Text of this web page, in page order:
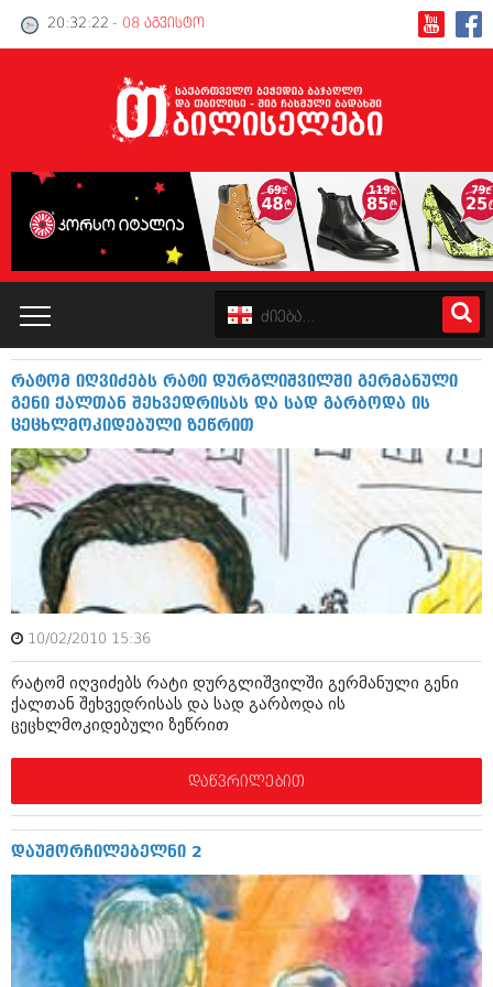
20:32:23 - 08 აგვისტო
პოლიტიკა
ინტერვიუები
ამბები
საზოგადოება
მოდი, ვილაპარაკოთ
მოდა + დიზაინი
რელიგია
მედიცინა
სპორტი
კადრს მიღმა
კატალოგი
ინტერვიუები
ამბები
საზოგადოება
მოდი, ვილაპარაკოთ
მოდა + დიზაინი
რელიგია
კადრს მიღმა
კულინარია
ავტორჩევები
ბელადები
რატომ იღვიძებს რატი დურგლიშვილში გერმანული
გენი ქალთან შეხვედრისას და სად გარბოდა ის
ცეცხლმოკიდებული ზეწრით
10/02/2010 15:36
რატომ იღვიძებს რატი დურგლიშვილში გერმანული გენი
ქალთან შეხვედრისას და სად გარბოდა ის
ცეცხლმოკიდებული ზეწრით
დაწვრილებით
დაუმორჩილებელნი 2